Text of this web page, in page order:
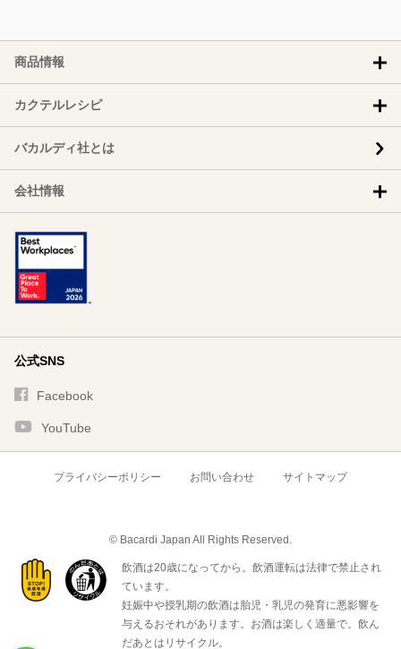
商品情報
カクテルレシピ
バカルディ社とは
会社情報
公式SNS
Facebook
YouTube
プライバシーポリシー お問い合わせ サイトマップ
© Bacardi Japan All Rights Reserved.
飲酒は20歳になってから。飲酒運転は法律で禁止され
ています。
妊娠中や授乳期の飲酒は胎児・乳児の発育に悪影響を
与えるおそれがあります。お酒は楽しく適量で。飲ん
だあとはリサイクル。